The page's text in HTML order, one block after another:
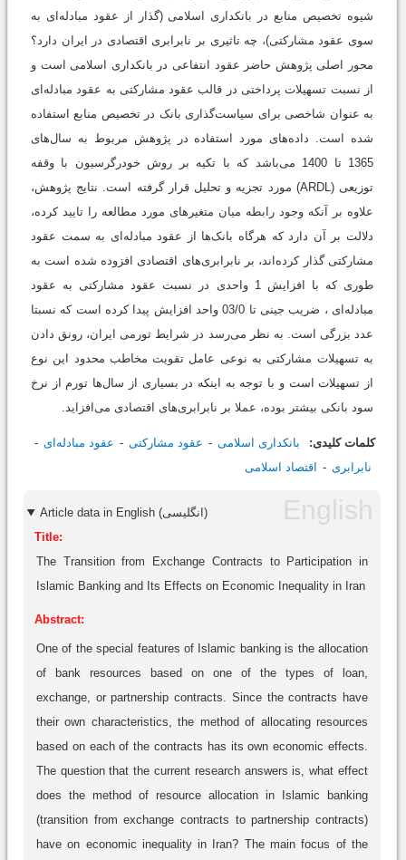
شیوه تخصیص منابع در بانکداری اسلامی (گذار از عقود مبادله‌ای به
سوی عقود مشارکتی)، چه تاثیری بر نابرابری‌ اقتصادی در ایران دارد؟
محور اصلی پژوهش حاضر عقود انتفاعی در بانکداری اسلامی است و
از نسبت تسهیلات پرداختی در قالب عقود مشارکتی به عقود مبادله‌ای
به عنوان شاخصی برای سیاست‌گذاری بانک در تخصیص منابع استفاده
شده است. داده‌های مورد استفاده در پژوهش مربوط به سال‌های
1365 تا 1400 می‌باشد که با تکیه بر روش خودرگرسیون با وقفه
توزیعی (ARDL) مورد تجزیه و تحلیل قرار گرفته است. نتایج پژوهش،
علاوه بر آنکه وجود رابطه میان متغیرهای مورد مطالعه را تایید کرده،
دلالت بر آن دارد که هرگاه بانک‌ها از عقود مبادله‌ای به سمت عقود
مشارکتی گذار کرده‌اند، بر نابرابری‌های اقتصادی افزوده شده است به
طوری که با افزایش 1 واحدی در نسبت عقود مشارکتی به عقود
مبادله‌ای ، ضریب جینی تا 03/0 واحد افزایش پیدا کرده است که نسبتا
عدد بزرگی است. به نظر می‌رسد در شرایط تورمی ایران، رونق دادن
به تسهیلات مشارکتی به نوعی عامل تقویت مخاطب محدود این نوع
از تسهیلات است و با توجه به اینکه در بسیاری از سال‌ها تورم از نرخ
سود بانکی بیشتر بوده، عملا بر نابرابری‌های اقتصادی می‌افزاید.
کلمات کلیدی: بانکداری اسلامی عقود مشارکتی
عقود مبادله‌ای
نابرابری
اقتصاد اسلامی
Article data in English (انگلیسی)
Title:
The Transition from Exchange Contracts to Participation in
Islamic Banking and Its Effects on Economic Inequality in Iran
Abstract:
One of the special features of Islamic banking is the allocation
of bank resources based on one of the types of loan,
exchange, or partnership contracts. Since the contracts have
their own characteristics, the method of allocating resources
based on each of the contracts has its own economic effects.
The question that the current research answers is, what effect
does the method of resource allocation in Islamic banking
(transition from exchange contracts to partnership contracts)
have on economic inequality in Iran? The main focus of the